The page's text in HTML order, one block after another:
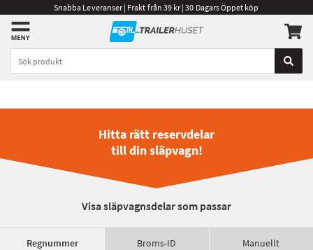
Snabba Leveranser | Frakt från 39 kr | 30 Dagars Öppet köp
Hitta rätt reservdelar
till din släpvagn!
Visa släpvagnsdelar som passar
Regnummer Broms-ID Manuellt